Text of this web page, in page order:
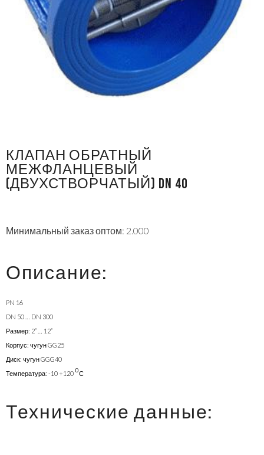
КЛАПАН ОБРАТНЫЙ
МЕЖФЛАНЦЕВЫЙ
(ДВУХСТВОРЧАТЫЙ) DN 40
Минимальный заказ оптом: 2.000
Описание:
PN 16
DN 50 … DN 300
Размер: 2” … 12”
Корпус: чугун GG25
Диск: чугун GGG40
Температура: -10 +120оС
Технические данные: